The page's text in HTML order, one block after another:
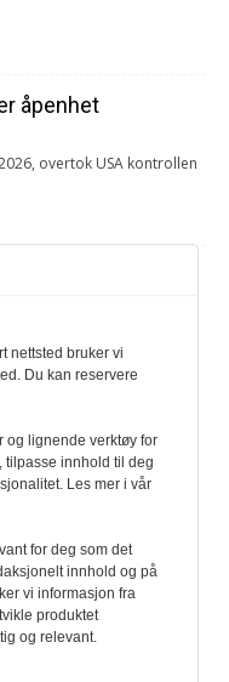
åpenhet
overtok USA kontrollen
fra forrige
i folketall. For å lese
Ny abonnent? Velg
bedrifter.
nettsted bruker vi
Du kan reservere
og lignende verktøy for
tilpasse innhold til deg
Les mer i vår
for deg som det
innhold og på
vi informasjon fra
produktet
og relevant.